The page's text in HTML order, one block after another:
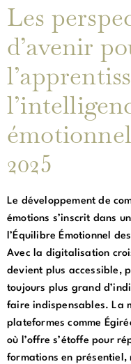
Les
d’avenir
2025
Le développement de
émotions s’inscrit dans
l’Équilibre Émotionnel
Avec la digitalisation
devient plus accessible,
toujours plus grand
faire indispensables. La
plateformes comme
où l’offre s’étoffe pour
formations en présentiel,